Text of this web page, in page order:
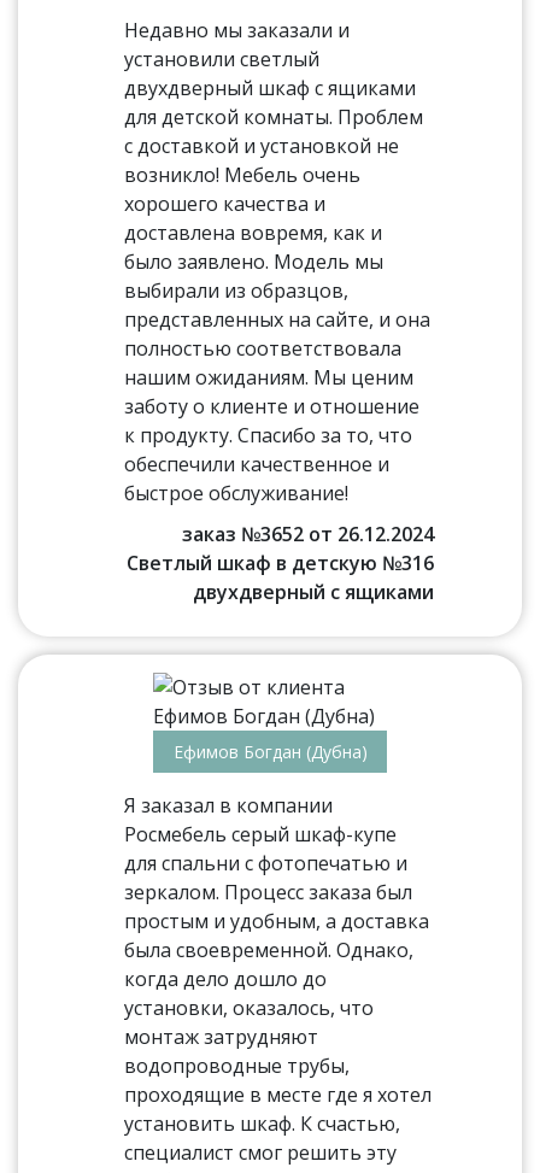
Недавно мы заказали и
установили светлый
двухдверный шкаф с ящиками
для детской комнаты. Проблем
с доставкой и установкой не
возникло! Мебель очень
хорошего качества и
доставлена вовремя, как и
было заявлено. Модель мы
выбирали из образцов,
представленных на сайте, и она
полностью соответствовала
нашим ожиданиям. Мы ценим
заботу о клиенте и отношение
к продукту. Спасибо за то, что
обеспечили качественное и
быстрое обслуживание!
заказ №3652 от 26.12.2024
Светлый шкаф в детскую №316
двухдверный с ящиками
Ефимов Богдан (Дубна)
Я заказал в компании
Росмебель серый шкаф-купе
для спальни с фотопечатью и
зеркалом. Процесс заказа был
простым и удобным, а доставка
была своевременной. Однако,
когда дело дошло до
установки, оказалось, что
монтаж затрудняют
водопроводные трубы,
проходящие в месте где я хотел
установить шкаф. К счастью,
специалист смог решить эту